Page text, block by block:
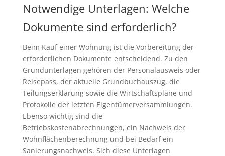
Notwendige Unterlagen: Welche
Dokumente sind erforderlich?
Beim Kauf einer Wohnung ist die Vorbereitung der
erforderlichen Dokumente entscheidend. Zu den
Grundunterlagen gehören der Personalausweis oder
Reisepass, der aktuelle Grundbuchauszug, die
Teilungserklärung sowie die Wirtschaftspläne und
Protokolle der letzten Eigentümerversammlungen.
Ebenso wichtig sind die
Betriebskostenabrechnungen, ein Nachweis der
Wohnflächenberechnung und bei Bedarf ein
Sanierungsnachweis. Sich diese Unterlagen